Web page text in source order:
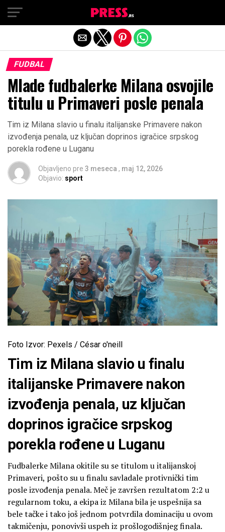
FUDBAL
Mlade fudbalerke Milana osvojile
titulu u Primaveri posle penala
Tim iz Milana slavio u finalu italijanske Primavere nakon
izvođenja penala, uz ključan doprinos igračice srpskog
porekla rođene u Luganu
Objavljeno pre 3 meseca , maj 12, 2026
Objavio: sport
Foto Izvor: Pexels / César o'neill
Tim iz Milana slavio u finalu
italijanske Primavere nakon
izvođenja penala, uz ključan
doprinos igračice srpskog
porekla rođene u Luganu
Fudbalerke Milana okitile su se titulom u italijanskoj
Primaveri, pošto su u finalu savladale protivnički tim
posle izvođenja penala. Meč je završen rezultatom 2:2 u
regularnom toku, a ekipa iz Milana bila je uspešnija sa
bele tačke i tako još jednom potvrdila dominaciju u ovom
takmičenju, ponovivši uspeh iz prošlogodišnjeg finala.
Exit mobile version